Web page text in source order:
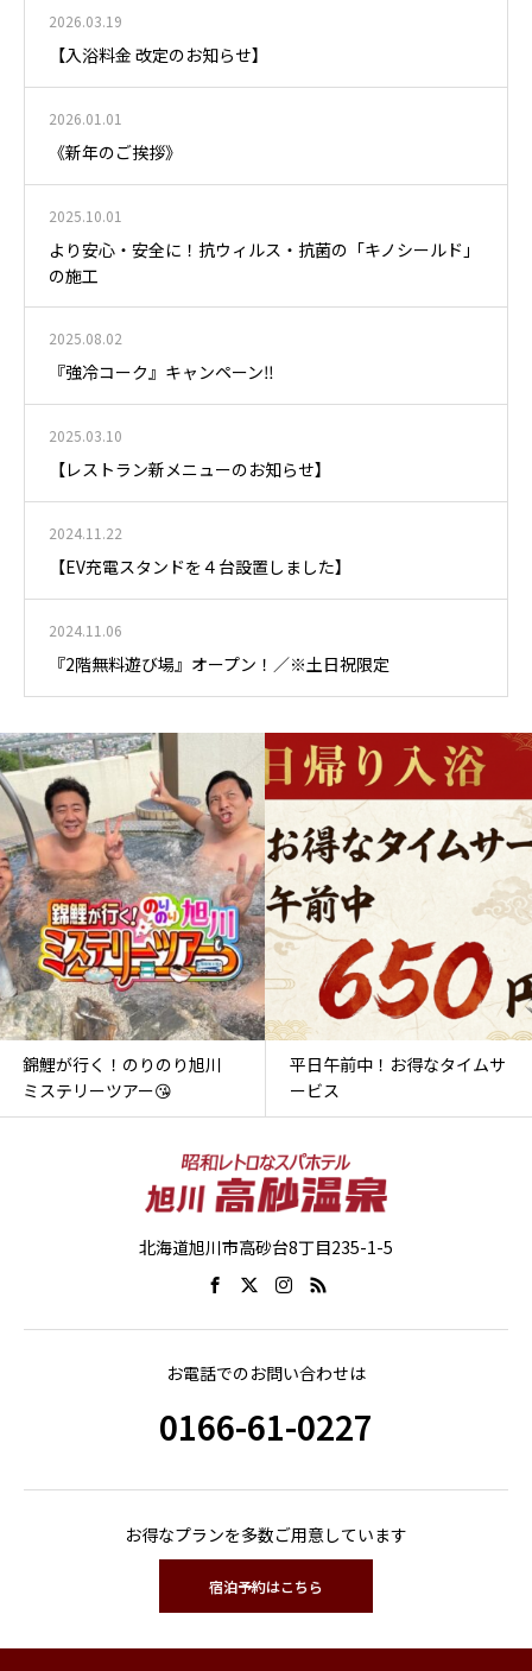
2026.03.19
【入浴料金 改定のお知らせ】
2026.01.01
《新年のご挨拶》
2025.10.01
より安心・安全に！抗ウィルス・抗菌の「キノシールド」
の施工
2025.08.02
『強冷コーク』キャンペーン‼️
2025.03.10
【レストラン新メニューのお知らせ】
2024.11.22
【EV充電スタンドを４台設置しました】
2024.11.06
『2階無料遊び場』オープン！／※土日祝限定
錦鯉が行く！のりのり旭川
ミステリーツアー😘
平日午前中！お得なタイムサ
ービス
北海道旭川市高砂台8丁目235-1-5
お電話でのお問い合わせは
0166-61-0227
お得なプランを多数ご用意しています
宿泊予約はこちら